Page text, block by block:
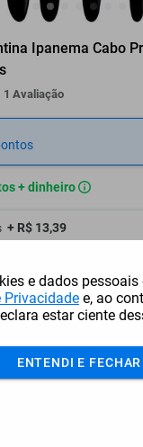
Ipanema Cabo
1 Avaliação
+ dinheiro
+ R$ 13,39
+ R$ 26,82
e dados
Privacidade e, ao
estar ciente
ENTENDI E FECHAR